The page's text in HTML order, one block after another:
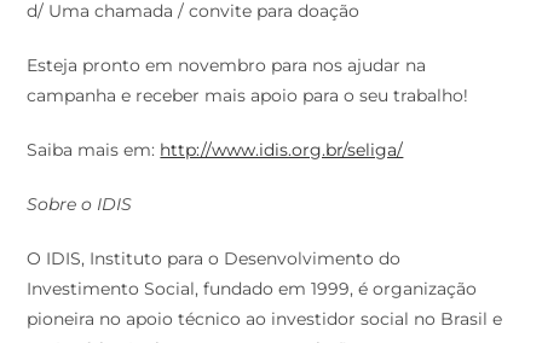
d/ Uma chamada / convite para doação
Esteja pronto em novembro para nos ajudar na
campanha e receber mais apoio para o seu trabalho!
Saiba mais em: http://www.idis.org.br/seliga/
Sobre o IDIS
O IDIS, Instituto para o Desenvolvimento do
Investimento Social, fundado em 1999, é organização
pioneira no apoio técnico ao investidor social no Brasil e